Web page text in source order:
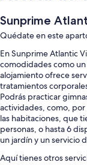
Sunprime
Quédate en este
En Sunprime Atlantic
comodidades como
alojamiento ofrece
tratamientos
Podrás practicar
actividades, como,
las habitaciones, que
personas, o hasta 6
un jardín y un servicio
Aquí tienes otros